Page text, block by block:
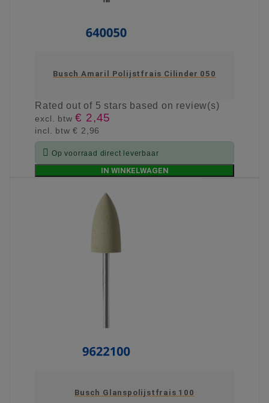
Busch Amaril Polijstfrais Cilinder 050
Ratedout of 5 stars based on review(s)
excl. btw€ 2,45
incl. btw€ 2,96
 Op voorraad direct leverbaar
IN WINKELWAGEN
Busch Glanspolijstfrais 100